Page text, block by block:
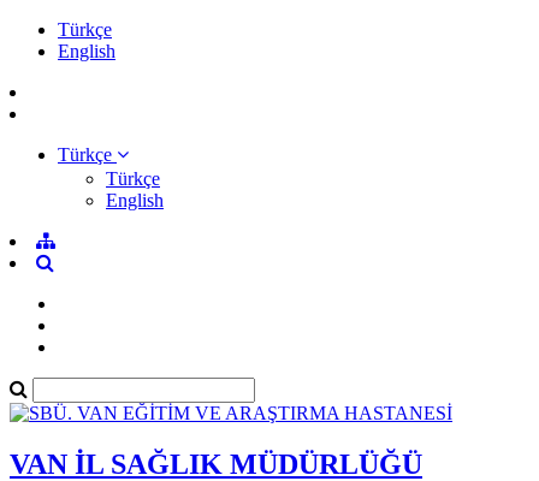
Türkçe
English
Türkçe
Türkçe
English
VAN İL SAĞLIK MÜDÜRLÜĞÜ